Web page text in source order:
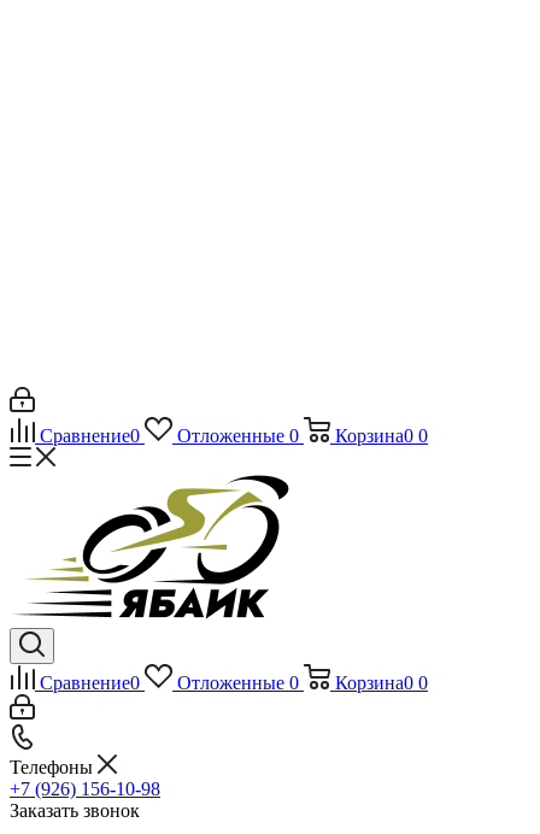
Сравнение0 Отложенные 0 Корзина0 0
Сравнение0 Отложенные 0 Корзина0 0
Телефоны
+7 (926) 156-10-98
Заказать звонок